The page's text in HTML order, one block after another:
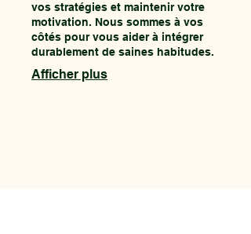
vos stratégies et maintenir votre
motivation. Nous sommes à vos
côtés pour vous aider à intégrer
durablement de saines habitudes.
Afficher plus